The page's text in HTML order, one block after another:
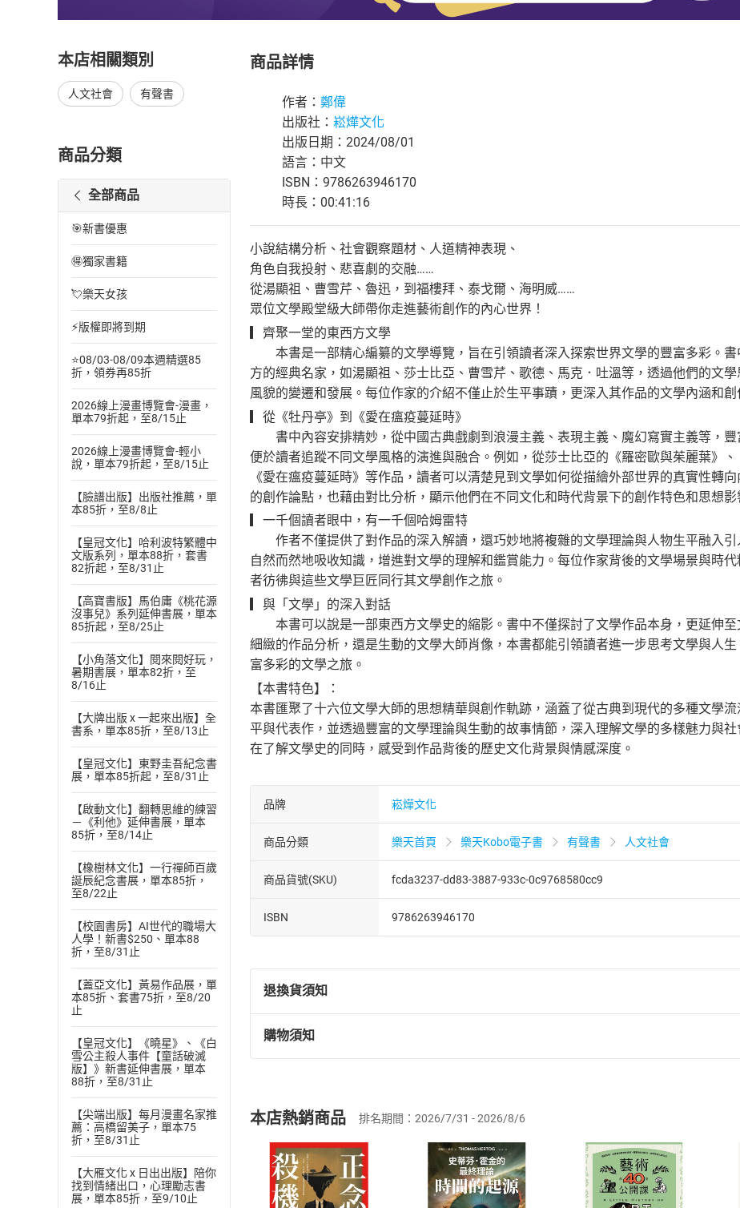
本店相關類別
人文社會 有聲書
商品分類
全部商品
🎯新書優惠
🉐獨家書籍
💘樂天女孩
⚡版權即將到期
⭐08/03-08/09本週精選85
折，領券再85折
2026線上漫畫博覽會-漫畫，
單本79折起，至8/15止
2026線上漫畫博覽會-輕小
說，單本79折起，至8/15止
【臉譜出版】出版社推薦，單
本85折，至8/8止
【皇冠文化】哈利波特繁體中
文版系列，單本88折，套書
82折起，至8/31止
【高寶書版】馬伯庸《桃花源
沒事兒》系列延伸書展，單本
85折起，至8/25止
【小角落文化】閱來閱好玩，
暑期書展，單本82折，至
8/16止
【大牌出版 x 一起來出版】全
書系，單本85折，至8/13止
【皇冠文化】東野圭吾紀念書
展，單本85折起，至8/31止
【啟動文化】翻轉思維的練習
－《利他》延伸書展，單本
85折，至8/14止
【橡樹林文化】一行禪師百歲
誕辰紀念書展，單本85折，
至8/22止
【校園書房】AI世代的職場大
人學！新書$250、單本88
折，至8/31止
【蓋亞文化】黃易作品展，單
本85折、套書75折，至8/20
止
【皇冠文化】《曉星》、《白
雪公主殺人事件【童話破滅
版】》新書延伸書展，單本
88折，至8/31止
【尖端出版】每月漫畫名家推
薦：高橋留美子，單本75
折，至8/31止
【大雁文化 x 日出出版】陪你
找到情緒出口，心理勵志書
展，單本85折，至9/10止
商品詳情
作者： 鄭偉
出版社： 崧燁文化
出版日期：2024/08/01
語言：中文
ISBN：9786263946170
時長：00:41:16
小說結構分析、社會觀察題材、人道精神表現、
角色自我投射、悲喜劇的交融……
從湯顯祖、曹雪芹、魯迅，到福樓拜、泰戈爾、海明威……
眾位文學殿堂級大師帶你走進藝術創作的內心世界！
▎齊聚一堂的東西方文學
本書是一部精心編纂的文學導覽，旨在引領讀者深入探索世界文學的豐富多彩。書
方的經典名家，如湯顯祖、莎士比亞、曹雪芹、歌德、馬克．吐溫等，透過他們的文
風貌的變遷和發展。每位作家的介紹不僅止於生平事蹟，更深入其作品的文學內涵和創
▎從《牡丹亭》到《愛在瘟疫蔓延時》
書中內容安排精妙，從中國古典戲劇到浪漫主義、表現主義、魔幻寫實主義等，豐
便於讀者追蹤不同文學風格的演進與融合。例如，從莎士比亞的《羅密歐與茱麗葉》
《愛在瘟疫蔓延時》等作品，讀者可以清楚見到文學如何從描繪外部世界的真實性轉
的創作論點，也藉由對比分析，顯示他們在不同文化和時代背景下的創作特色和思想影
▎一千個讀者眼中，有一千個哈姆雷特
作者不僅提供了對作品的深入解讀，還巧妙地將複雜的文學理論與人物生平融入引
自然而然地吸收知識，增進對文學的理解和鑑賞能力。每位作家背後的文學場景與時
者彷彿與這些文學巨匠同行其文學創作之旅。
▎與「文學」的深入對話
本書可以說是一部東西方文學史的縮影。書中不僅探討了文學作品本身，更延伸至
細緻的作品分析，還是生動的文學大師肖像，本書都能引領讀者進一步思考文學與人
富多彩的文學之旅。
【本書特色】：
本書匯聚了十六位文學大師的思想精華與創作軌跡，涵蓋了從古典到現代的多種文學
平與代表作，並透過豐富的文學理論與生動的故事情節，深入理解文學的多樣魅力與
在了解文學史的同時，感受到作品背後的歷史文化背景與情感深度。
品牌 崧燁文化
商品分類 樂天首頁 樂天Kobo電子書 有聲書 人文社會
商品貨號(SKU) fcda3237-dd83-3887-933c-0c9768580cc9
ISBN 9786263946170
退換貨須知
退換貨規定：
(一)依消費者保護法第19條第1項後段暨通訊交易解除權合理例外情事適用準則
(二)消費者訂購本店鋪之商品即代表知悉本店鋪所銷售之商品為電子書，屬非
且已下載/存取電子書，不得請求退貨退款。
退貨方式：您欲取消訂單或辦理退貨時，請登入樂天市場，並於「我的訂單」中
貨」，本店鋪將依您的申請進行審核，待審核通過後將為您辦理退款事宜。
購物須知
挑選商品
Choose
放入購物車
Shopping cart
登入帳號
Login
本店熱銷商品 排名期間：2026/7/31 - 2026/8/6